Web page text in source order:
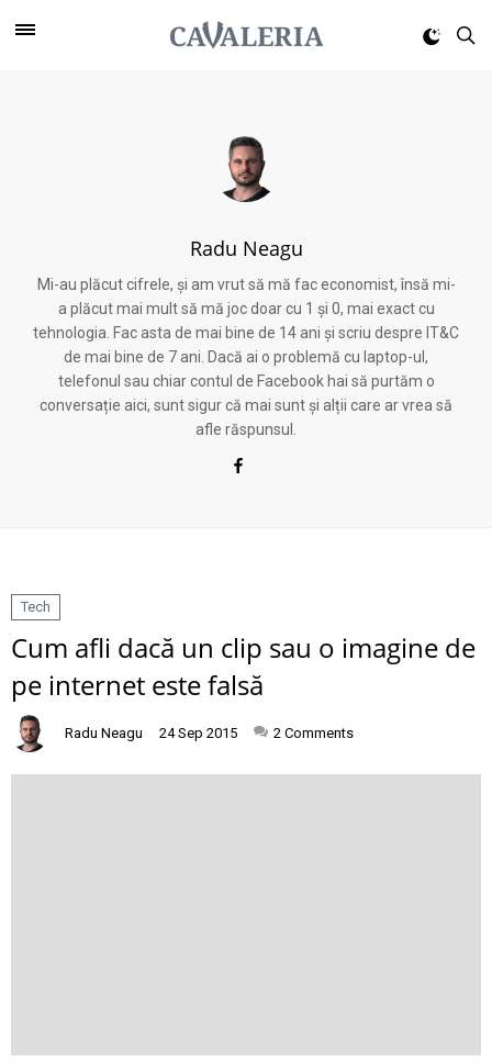
Radu Neagu
Mi-au plăcut cifrele, și am vrut să mă fac economist, însă mi-
a plăcut mai mult să mă joc doar cu 1 și 0, mai exact cu
tehnologia. Fac asta de mai bine de 14 ani și scriu despre IT&C
de mai bine de 7 ani. Dacă ai o problemă cu laptop-ul,
telefonul sau chiar contul de Facebook hai să purtăm o
conversație aici, sunt sigur că mai sunt și alții care ar vrea să
afle răspunsul.
Tech
Cum afli dacă un clip sau o imagine de
pe internet este falsă
Radu Neagu 24 Sep 2015 2 Comments